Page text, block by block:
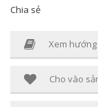
Chia sẻ
Xem
Cho vào